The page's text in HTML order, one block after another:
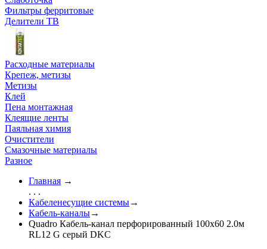
Фильтры ферритовые
Делители ТВ
Расходные материалы
Крепеж, метизы
Метизы
Клей
Пена монтажная
Клеящие ленты
Паяльная химия
Очистители
Смазочные материалы
Разное
Главная →
. . .
Кабеленесущие системы→
Кабель-каналы→
Quadro Кабель-канал перфорированный 100x60 2.0м
RL12 G серый DKC